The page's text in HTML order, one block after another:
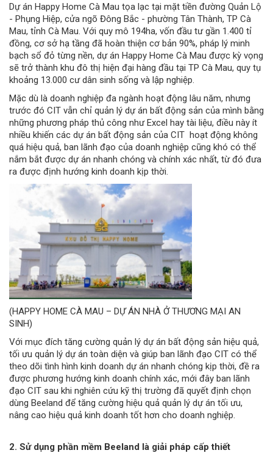
Dự án Happy Home Cà Mau tọa lạc tại mặt tiền đường Quản Lộ
- Phụng Hiệp, cửa ngõ Đông Bắc - phường Tân Thành, TP Cà
Mau, tỉnh Cà Mau. Với quy mô 194ha, vốn đầu tư gần 1.400 tỉ
đồng, cơ sở hạ tầng đã hoàn thiện cơ bản 90%, pháp lý minh
bạch sổ đỏ từng nền, dự án Happy Home Cà Mau được kỳ vọng
sẽ trở thành khu đô thị hiện đại hàng đầu tại TP Cà Mau, quy tụ
khoảng 13.000 cư dân sinh sống và lập nghiệp.
Mặc dù là doanh nghiệp đa ngành hoạt động lâu năm, nhưng
trước đó CIT vẫn chỉ quản lý dự án bất động sản của mình bằng
những phương pháp thủ công như Excel hay tài liệu, điều này ít
nhiều khiến các dự án bất động sản của CIT hoạt động không
quá hiệu quả, ban lãnh đạo của doanh nghiệp cũng khó có thể
nắm bắt được dự án nhanh chóng và chính xác nhất, từ đó đưa
ra được định hướng kinh doanh kịp thời.
(HAPPY HOME CÀ MAU – DỰ ÁN NHÀ Ở THƯƠNG MẠI AN
SINH)
Với mục đích tăng cường quản lý dự án bất động sản hiệu quả,
tối ưu quản lý dự án toàn diện và giúp ban lãnh đạo CIT có thể
theo dõi tình hình kinh doanh dự án nhanh chóng kịp thời, đề ra
được phương hướng kinh doanh chính xác, mới đây ban lãnh
đạo CIT sau khi nghiên cứu kỹ thị trường đã quyết định chọn
dùng Beeland để tăng cường hiệu quả quản lý dự án tối ưu,
nâng cao hiệu quả kinh doanh tốt hơn cho doanh nghiệp.
2. Sử dụng phần mềm Beeland là giải pháp cấp thiết